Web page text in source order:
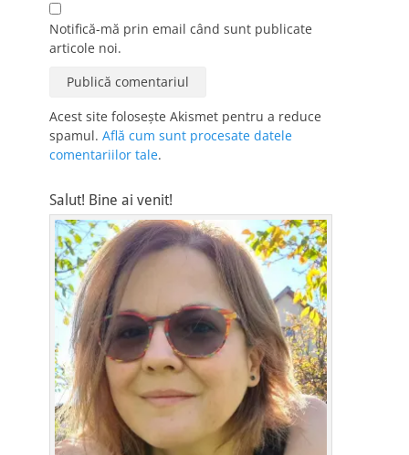
Notifică-mă prin email când sunt publicate
articole noi.
Acest site folosește Akismet pentru a reduce
spamul. Află cum sunt procesate datele
comentariilor tale.
Salut! Bine ai venit!